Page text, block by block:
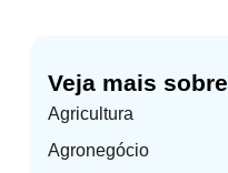
Veja mais sobre
Agricultura
Agronegócio